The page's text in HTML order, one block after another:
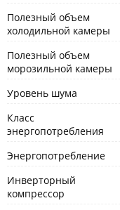
Полезный объем
холодильной камеры
Полезный объем
морозильной камеры
Уровень шума
Класс
энергопотребления
Энергопотребление
Инверторный
компрессор